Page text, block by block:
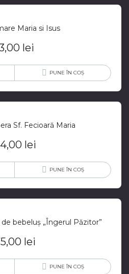
Maria si Isus
lei
PUNE ÎN COȘ
Sf. Fecioară Maria
lei
PUNE ÎN COȘ
bebeluș „Îngerul Păzitor”
lei
PUNE ÎN COȘ